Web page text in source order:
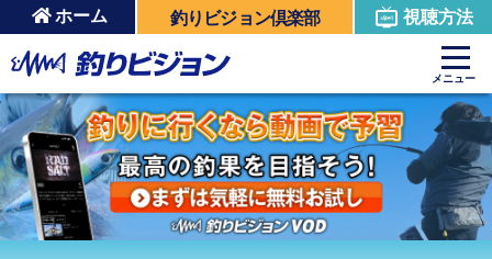
ホーム 釣りビジョン倶楽部 視聴方法
メニュー
周辺の施設を見る